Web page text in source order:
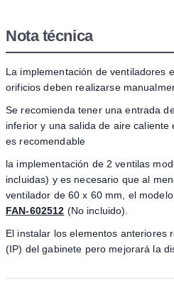
Nota técnica
La implementación de ventiladores
orificios deben realizarse
Se recomienda tener una entrada
inferior y una salida de aire
es recomendable
la implementación de 2 ventilas
incluidas) y es necesario que al
ventilador de 60 x 60 mm, el
FAN-602512 (No incluido).
El instalar los elementos anteriores
(IP) del gabinete pero mejorará la